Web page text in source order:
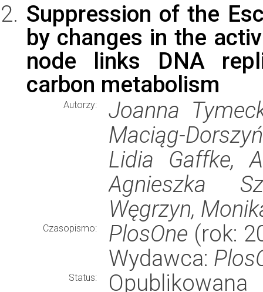
Suppression of the
by changes in the
node links DNA
carbon metabolism
Autorzy:
Joanna
Maciąg-
Lidia Gaffke,
Agnieszka
Węgrzyn,
Czasopismo: PlosOne (rok:
Wydawca:
Status: Opublikowana